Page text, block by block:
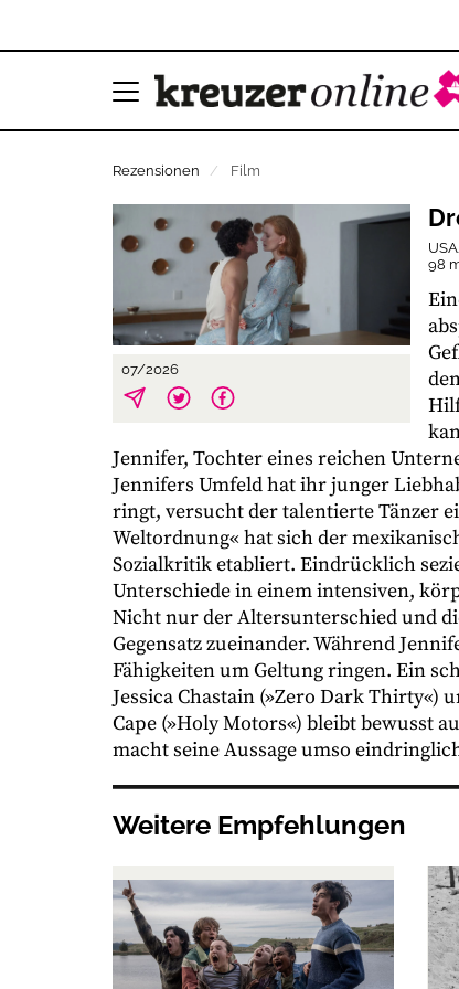
Rezensionen Film
07/2026
98
Jennifer, Tochter eines reichen
Jennifers Umfeld hat ihr junger
ringt, versucht der talentierte Tänzer
Weltordnung« hat sich der
Sozialkritik etabliert. Eindrücklich
Unterschiede in einem intensiven,
Nicht nur der Altersunterschied und
Gegensatz zueinander. Während
Fähigkeiten um Geltung ringen. Ein
Jessica Chastain (»Zero Dark Thirty«)
Cape (»Holy Motors«) bleibt bewusst
macht seine Aussage umso
Weitere Empfehlungen